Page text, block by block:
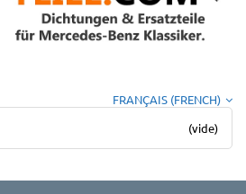
FRANÇAIS (FRENCH)
(vide)